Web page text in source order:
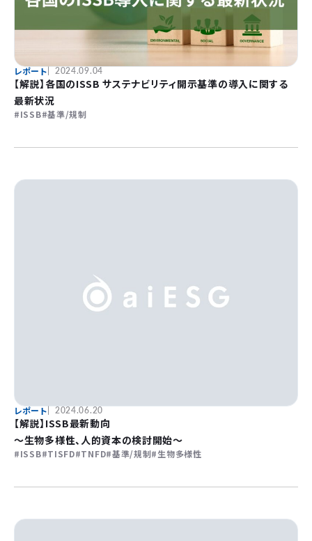
レポート 2024.09.04
【解説】各国のISSB サステナビリティ開示基準の導入に関する
最新状況
ISSB 基準/規制
レポート 2024.06.20
【解説】ISSB最新動向
～生物多様性、人的資本の検討開始～
ISSB TISFD TNFD 基準/規制 生物多様性